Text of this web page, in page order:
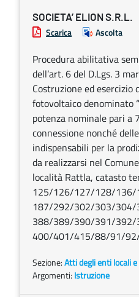
SOCIETA’ ELION S.R.L.
Scarica Ascolta
Procedura abilitativa
dell’art. 6 del D.Lgs. 3
Costruzione ed esercizio
fotovoltaico denominato
potenza nominale pari a
connessione nonché
indispensabili per la
da realizzarsi nel
località Rattla, catasto
125/126/127/128/
187/292/302/303/
388/389/390/391/
400/401/415/88/91/
Sezione:Atti degli enti locali
Argomenti: Istruzione